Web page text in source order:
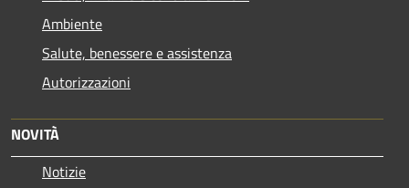
Ambiente
Salute, benessere e assistenza
Autorizzazioni
NOVITÀ
Notizie